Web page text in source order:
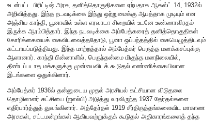
உடன்பட்ட பிரிட்டிஷ் அரசு, தனித்தொகுதிகளை ஏற்பதாக ஆகஸ்ட் 14, 1932ல்
அறிவித்தது. இந்த நடவடிக்கை இந்து ஒற்றுமைக்கு ஆபத்தாக முடியும் என
அஞ்சிய காந்தி, பூனாவில் உள்ள எரவாடா சிறையில் உடனே உண்ணாவிரதம்
இருக்க ஆரம்பித்தார். இந்த நடவடிக்கை அம்பேத்கரைத் தனித்தொகுதிகள்
கோரிக்கையைக் கைவிடவைத்ததோடு, பூனா ஒப்பந்தத்தில் கையெழுத்திடவும்
கட்டாயப்படுத்தியது. இந்த மாற்றத்தால் அம்பேத்கர் பெருத்த மனக்கசப்புக்கு
ஆளானார். காந்தி பின்னாளில், பெருந்தன்மை மிகுந்த மனநிலையில்,
தீண்டப்படாத மக்களுக்கு முன்பைவிடக் கூடுதல் எண்ணிக்கையிலான
இடங்களை ஒதுக்கினார்.
அம்பேத்கர் 1936ல் தன்னுடைய முதல் அரசியல் கட்சியான விடுதலை
தொழிலாளர் கட்சியை (ஐஎல்பி) அடுத்து வரவிருந்த 1937 தேர்தல்களை
எதிர்பார்த்துத் துவங்கினார். அத்தேர்தல் 1919 சீர்திருத்தங்களைவிட மாகாண
அரசுகள், சட்டமன்றங்கள் ஆகியவற்றுக்குக் கூடுதல் அதிகாரங்களைத் தந்த